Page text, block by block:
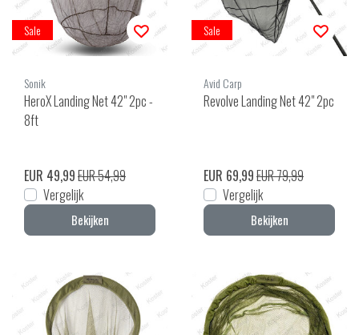
Sale
Sonik
HeroX Landing Net 42" 2pc -
8ft
EUR 49,99EUR 54,99
Vergelijk
Bekijken
Sale
Avid Carp
Revolve Landing Net 42" 2pc
EUR 69,99EUR 79,99
Vergelijk
Bekijken